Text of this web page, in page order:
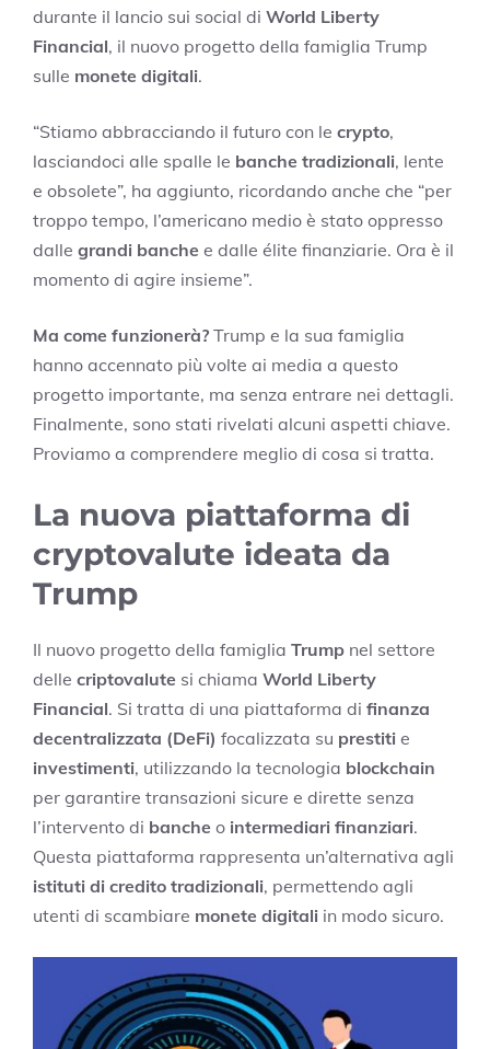
durante il lancio sui social di World Liberty
Financial, il nuovo progetto della famiglia Trump
sulle monete digitali.
“Stiamo abbracciando il futuro con le crypto,
lasciandoci alle spalle le banche tradizionali, lente
e obsolete”, ha aggiunto, ricordando anche che “per
troppo tempo, l’americano medio è stato oppresso
dalle grandi banche e dalle élite finanziarie. Ora è il
momento di agire insieme”.
Ma come funzionerà? Trump e la sua famiglia
hanno accennato più volte ai media a questo
progetto importante, ma senza entrare nei dettagli.
Finalmente, sono stati rivelati alcuni aspetti chiave.
Proviamo a comprendere meglio di cosa si tratta.
La nuova piattaforma di
cryptovalute ideata da
Trump
Il nuovo progetto della famiglia Trump nel settore
delle criptovalute si chiama World Liberty
Financial. Si tratta di una piattaforma di finanza
decentralizzata (DeFi) focalizzata su prestiti e
investimenti, utilizzando la tecnologia blockchain
per garantire transazioni sicure e dirette senza
l’intervento di banche o intermediari finanziari.
Questa piattaforma rappresenta un’alternativa agli
istituti di credito tradizionali, permettendo agli
utenti di scambiare monete digitali in modo sicuro.